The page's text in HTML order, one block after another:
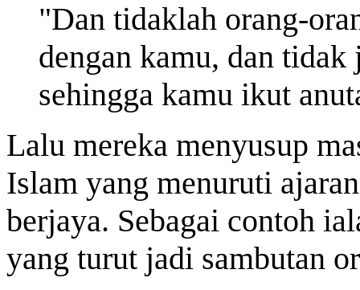
"Dan tidaklah orang-
dengan kamu, dan
sehingga kamu ikut
Lalu mereka menyusup
Islam yang menuruti
berjaya. Sebagai contoh
yang turut jadi sambutan